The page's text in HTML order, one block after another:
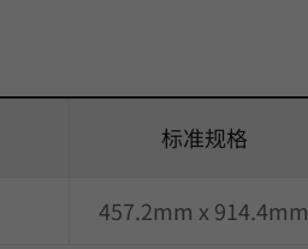
标准规格
457.2mm x 914.4mm